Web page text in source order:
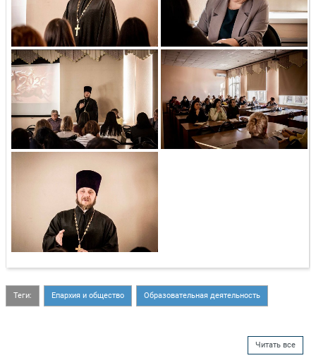
Теги: Епархия и общество Образовательная деятельность
Читать все